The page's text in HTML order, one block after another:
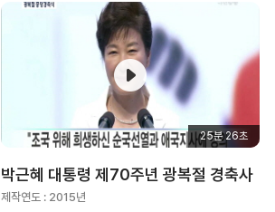
25분 26초
박근혜 대통령 제70주년 광복절 경축사
제작연도 : 2015년